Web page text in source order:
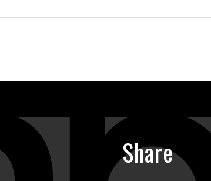
Share